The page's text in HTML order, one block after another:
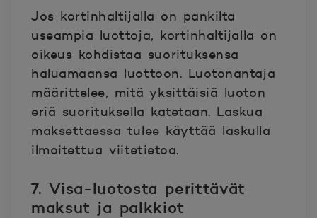
Jos kortinhaltijalla on pankilta
useampia luottoja, kortinhaltijalla on
oikeus kohdistaa suorituksensa
haluamaansa luottoon. Luotonantaja
määrittelee, mitä yksittäisiä luoton
eriä suorituksella katetaan. Laskua
maksettaessa tulee käyttää laskulla
ilmoitettua viitetietoa.
7. Visa-luotosta perittävät
maksut ja palkkiot